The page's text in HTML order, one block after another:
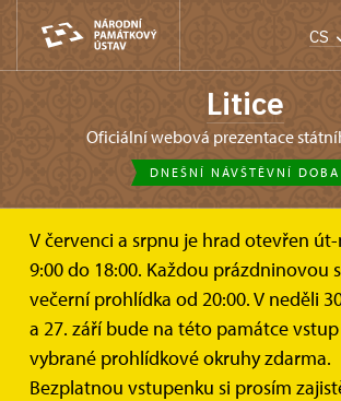
CS
Litice
oficiální webová prezentace
DNEŠNÍ NÁVŠTĚVNÍ DOBA
V červenci a srpnu je hrad otevřen
9:00 do 18:00. Každou prázdninovou
večerní prohlídka od 20:00. V neděli
a 27. září bude na této památce
vybrané prohlídkové okruhy zdarma.
Bezplatnou vstupenku si prosím